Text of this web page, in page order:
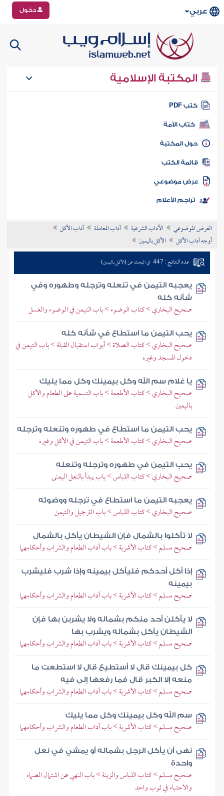
عربي دخول
المكتبة الإسلامية
كتب PDF
كتاب الأمة
المكتبة
الكتب
موضوعي
تراجم الأعلام
العرض الموضوعي الآداب الشرعية آداب المعاملة
آداب الأكل
أوجه آداب الأكل
الأكل باليمين
عدد النتائج : 447 في البحث عن (الأكل باليمين)
يعجبه التيمن في تنعله وترجله وطهوره وفي
شأنه كله
صحيح البخاري > كتاب الوضوء > باب التيمن في الوضوء والغسل
يحب التيمن ما استطاع في شأنه كله
صحيح البخاري > كتاب الصلاة > أبواب استقبال القبلة > باب التيمن في
دخول المسجد وغيره
يا غلام سم الله وكل بيمينك وكل مما يليك
صحيح البخاري > كتاب الأطعمة > باب التسمية على الطعام والأكل
باليمين
يحب التيمن ما استطاع في طهوره وتنعله وترجله
صحيح البخاري > كتاب الأطعمة > باب التيمن في الأكل وغيره
يحب التيمن في طهوره وترجله وتنعله
صحيح البخاري > كتاب اللباس > باب يبدأ بالنعل اليمنى
يعجبه التيمن ما استطاع في ترجله ووضوئه
صحيح البخاري > كتاب اللباس > باب الترجيل والتيمن
لا تأكلوا بالشمال فإن الشيطان يأكل بالشمال
صحيح مسلم > كتاب الأشربة > باب آداب الطعام والشراب وأحكامهما
إذا أكل أحدكم فليأكل بيمينه وإذا شرب فليشرب
بيمينه
صحيح مسلم > كتاب الأشربة > باب آداب الطعام والشراب وأحكامهما
لا يأكلن أحد منكم بشماله ولا يشربن بها فإن
الشيطان يأكل بشماله ويشرب بها
صحيح مسلم > كتاب الأشربة > باب آداب الطعام والشراب وأحكامهما
كل بيمينك قال لا أستطيع قال لا استطعت ما
منعه إلا الكبر قال فما رفعها إلى فيه
صحيح مسلم > كتاب الأشربة > باب آداب الطعام والشراب وأحكامهما
سم الله وكل بيمينك وكل مما يليك
صحيح مسلم > كتاب الأشربة > باب آداب الطعام والشراب وأحكامهما
نهى أن يأكل الرجل بشماله أو يمشي في نعل
واحدة
صحيح مسلم > كتاب اللباس والزينة > باب النهي عن اشتمال الصماء
والاحتباء في ثوب واحد